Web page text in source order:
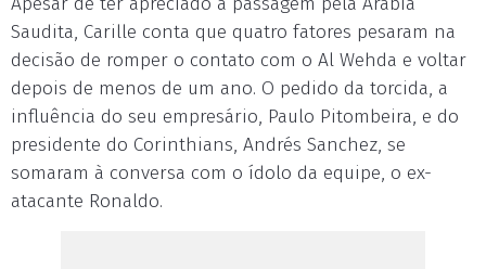
Saudita, Carille conta que quatro fatores pesaram na
decisão de romper o contato com o Al Wehda e voltar
depois de menos de um ano. O pedido da torcida, a
influência do seu empresário, Paulo Pitombeira, e do
presidente do Corinthians, Andrés Sanchez, se
somaram à conversa com o ídolo da equipe, o ex-
atacante Ronaldo.